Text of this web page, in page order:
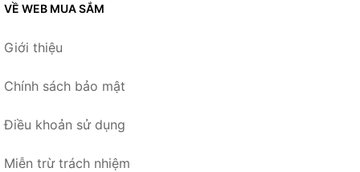
VỀ WEB MUA SẮM
Giới thiệu
Chính sách bảo mật
Điều khoản sử dụng
Miễn trừ trách nhiệm